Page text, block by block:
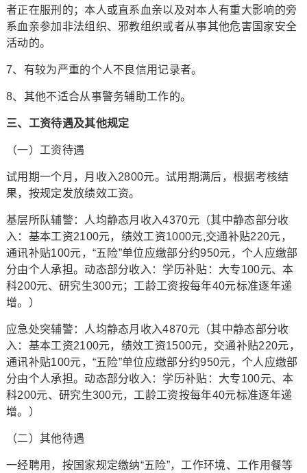
者正在服刑的；本人或直系血亲以及对本人有重大影响的旁
系血亲参加非法组织、邪教组织或者从事其他危害国家安全
活动的。
7、有较为严重的个人不良信用记录者。
8、其他不适合从事警务辅助工作的。
三、工资待遇及其他规定
（一）工资待遇
试用期一个月，月收入2800元。试用期满后，根据考核结
果，按规定发放绩效工资。
基层所队辅警：人均静态月收入4370元（其中静态部分收
入：基本工资2100元，绩效工资1000元,交通补贴220元，
通讯补贴100元，“五险”单位应缴部分约950元，个人应缴部
分由个人承担。动态部分收入：学历补贴：大专100元、本
科200元、研究生300元；工龄工资按每年40元标准逐年递
增。）
应急处突辅警：人均静态月收入4870元（其中静态部分收
入：基本工资2100元，绩效工资1500元，交通补贴220元，
通讯补贴100元，“五险”单位应缴部分约950元，个人应缴部
分由个人承担。动态部分收入：学历补贴：大专100元、本
科200元、研究生300元，工龄工资按每年40元标准逐年递
增。）
（二）其他待遇
一经聘用，按国家规定缴纳“五险”，工作环境、工作用餐等